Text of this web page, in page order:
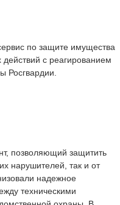
по защите имущества
с реагированием
Росгвардии.
позволяющий защитить
нарушителей, так и от
надежное
техническими